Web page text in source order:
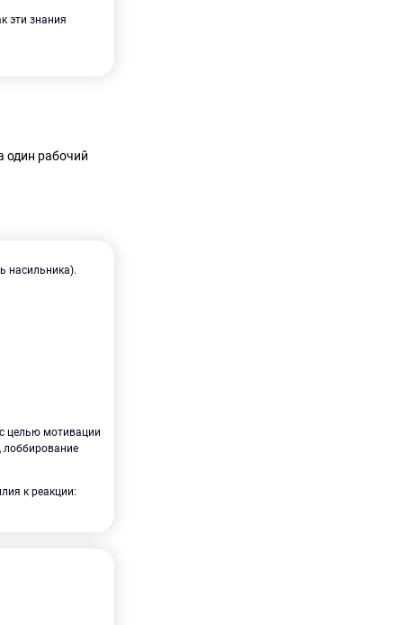
эти знания
один рабочий
насильника).
целью мотивации
к реакции: